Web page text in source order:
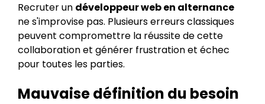
Recruter un développeur web en alternance
ne s'improvise pas. Plusieurs erreurs classiques
peuvent compromettre la réussite de cette
collaboration et générer frustration et échec
pour toutes les parties.
Mauvaise définition du besoin